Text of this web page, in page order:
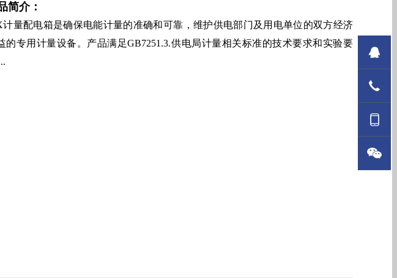
简介：
计量配电箱是确保电能计量的准确和可靠，维护供电部门及用电单位的双方经济
的专用计量设备。产品满足GB7251.3.供电局计量相关标准的技术要求和实验要